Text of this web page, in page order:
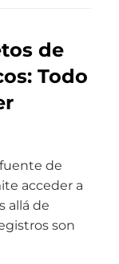
de
Todo
de
acceder a
allá de
son